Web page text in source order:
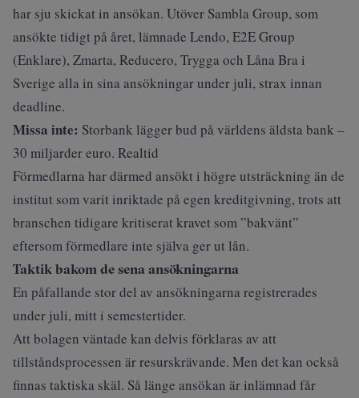
har sju skickat in ansökan. Utöver Sambla Group, som
ansökte tidigt på året, lämnade Lendo, E2E Group
(Enklare), Zmarta, Reducero, Trygga och Låna Bra i
Sverige alla in sina ansökningar under juli, strax innan
deadline.
Missa inte: Storbank lägger bud på världens äldsta bank –
30 miljarder euro. Realtid
Förmedlarna har därmed ansökt i högre utsträckning än de
institut som varit inriktade på egen kreditgivning, trots att
branschen tidigare kritiserat kravet som ”bakvänt”
eftersom förmedlare inte själva ger ut lån.
Taktik bakom de sena ansökningarna
En påfallande stor del av ansökningarna registrerades
under juli, mitt i semestertider.
Att bolagen väntade kan delvis förklaras av att
tillståndsprocessen är resurskrävande. Men det kan också
finnas taktiska skäl. Så länge ansökan är inlämnad får